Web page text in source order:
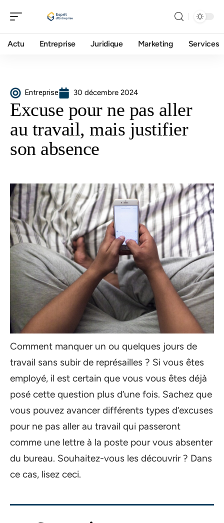
Actu Entreprise Juridique Marketing Services
Entreprise 30 décembre 2024
Excuse pour ne pas aller
au travail, mais justifier
son absence
Comment manquer un ou quelques jours de
travail sans subir de représailles ? Si vous êtes
employé, il est certain que vous vous êtes déjà
posé cette question plus d’une fois. Sachez que
vous pouvez avancer différents types d’excuses
pour ne pas aller au travail qui passeront
comme une lettre à la poste pour vous absenter
du bureau. Souhaitez-vous les découvrir ? Dans
ce cas, lisez ceci.